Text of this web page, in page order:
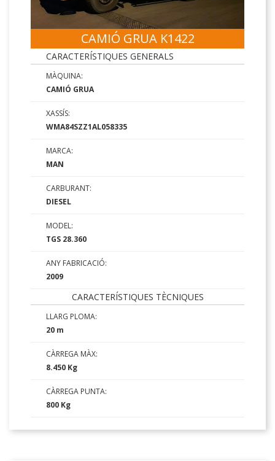
CAMIÓ GRUA K1422
CARACTERÍSTIQUES GENERALS
MÀQUINA:
CAMIÓ GRUA
XASSÍS:
WMA84SZZ1AL058335
MARCA:
MAN
CARBURANT:
DIESEL
MODEL:
TGS 28.360
ANY FABRICACIÓ:
2009
CARACTERÍSTIQUES TÈCNIQUES
LLARG PLOMA:
20 m
CÀRREGA MÀX:
8.450 Kg
CÀRREGA PUNTA:
800 Kg